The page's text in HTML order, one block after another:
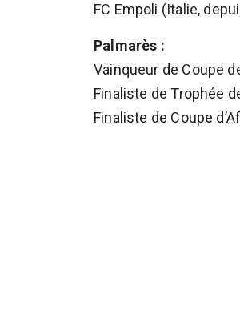
FC Empoli (Italie,
Palmarès :
Vainqueur de Coupe
Finaliste de Trophée
Finaliste de Coupe